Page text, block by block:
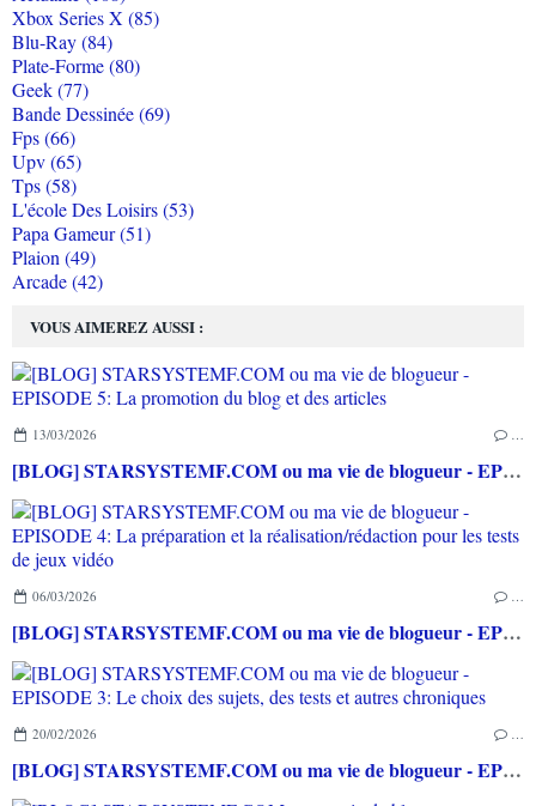
VOUS AIMEREZ AUSSI :
13/03/2026
[BLOG] STARSYSTEMF.COM ou ma vie de blogueur - EPISODE 5: La promotion du blog et des articles
06/03/2026
[BLOG] STARSYSTEMF.COM ou ma vie de blogueur - EPISODE 4: La préparation et la réalisation/rédaction pour les tests de jeux vidéo
20/02/2026
[BLOG] STARSYSTEMF.COM ou ma vie de blogueur - EPISODE 3: Le choix des sujets, des tests et autres chroniques
Xbox Series X (85)
Blu-Ray (84)
Plate-Forme (80)
Geek (77)
Bande Dessinée (69)
Fps (66)
Upv (65)
Tps (58)
L'école Des Loisirs (53)
Papa Gameur (51)
Plaion (49)
Arcade (42)